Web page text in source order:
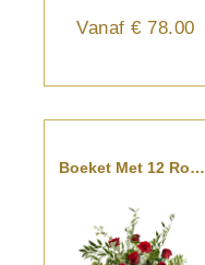
Vanaf € 78.00
Boeket Met 12 Rode Rozen